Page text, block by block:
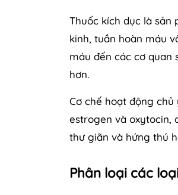
Thuốc kích dục là
kinh, tuần hoàn máu
máu đến các cơ quan
hơn.
Cơ chế hoạt động
estrogen và oxytocin,
thư giãn và hứng thú
Phân loại các